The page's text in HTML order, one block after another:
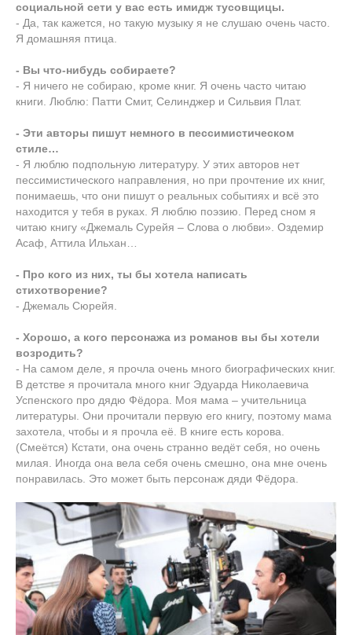
социальной сети у вас есть имидж тусовщицы.
- Да, так кажется, но такую музыку я не слушаю очень часто.
Я домашняя птица.
- Вы что-нибудь собираете?
- Я ничего не собираю, кроме книг. Я очень часто читаю
книги. Люблю: Патти Смит, Селинджер и Сильвия Плат.
- Эти авторы пишут немного в пессимистическом
стиле…
- Я люблю подпольную литературу. У этих авторов нет
пессимистического направления, но при прочтение их книг,
понимаешь, что они пишут о реальных событиях и всё это
находится у тебя в руках. Я люблю поэзию. Перед сном я
читаю книгу «Джемаль Сурейя – Слова о любви». Оздемир
Асаф, Аттила Ильхан…
- Про кого из них, ты бы хотела написать
стихотворение?
- Джемаль Сюрейя.
- Хорошо, а кого персонажа из романов вы бы хотели
возродить?
- На самом деле, я прочла очень много биографических книг.
В детстве я прочитала много книг Эдуарда Николаевича
Успенского про дядю Фёдора. Моя мама – учительница
литературы. Они прочитали первую его книгу, поэтому мама
захотела, чтобы и я прочла её. В книге есть корова.
(Смеётся) Кстати, она очень странно ведёт себя, но очень
милая. Иногда она вела себя очень смешно, она мне очень
понравилась. Это может быть персонаж дяди Фёдора.